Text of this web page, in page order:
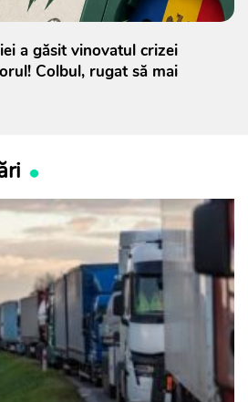
a găsit vinovatul crizei
Colbul, rugat să mai